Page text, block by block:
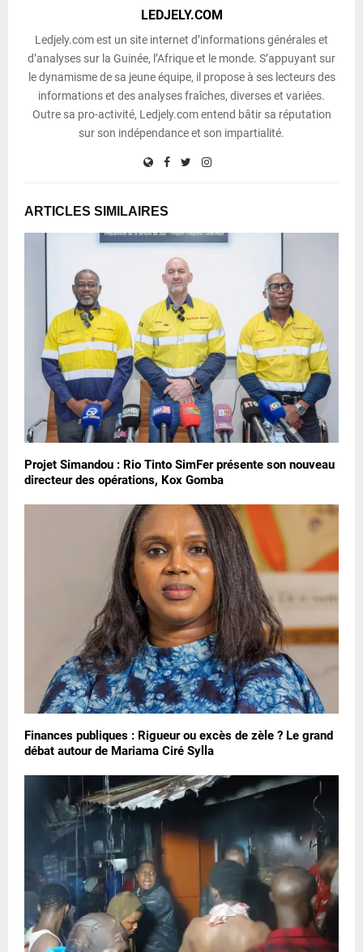
LEDJELY.COM
Ledjely.com est un site internet d’informations générales et
d’analyses sur la Guinée, l’Afrique et le monde. S’appuyant sur
le dynamisme de sa jeune équipe, il propose à ses lecteurs des
informations et des analyses fraîches, diverses et variées.
Outre sa pro-activité, Ledjely.com entend bâtir sa réputation
sur son indépendance et son impartialité.
ARTICLES SIMILAIRES
Projet Simandou : Rio Tinto SimFer présente son nouveau
directeur des opérations, Kox Gomba
Finances publiques : Rigueur ou excès de zèle ? Le grand
débat autour de Mariama Ciré Sylla